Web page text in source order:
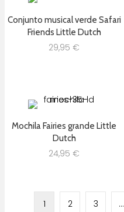
Conjunto musical verde Safari
Friends Little Dutch
29,95 €
Mochila Fairies grande Little
Dutch
24,95 €
1 2 3 …